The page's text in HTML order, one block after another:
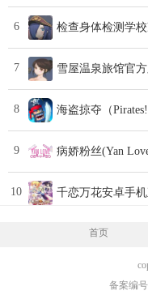
6 检查身体检测学
7 雪屋温泉旅馆官
8 海盗掠夺（Pirates!
9 病娇粉丝(Yan
10 千恋万花安卓手
首页
备案编